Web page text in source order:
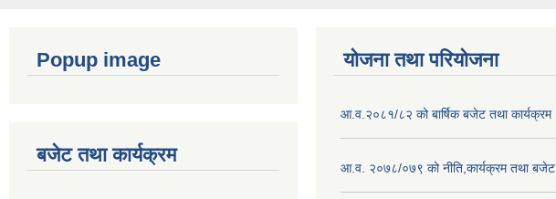
Popup image
बजेट तथा कार्यक्रम
योजना तथा परियोजना
आ.व.२०८१/८२ को बार्षिक बजेट तथा कार्यक्रम
आ.व. २०७८/०७९ को नीति,कार्यक्रम तथा बजेट